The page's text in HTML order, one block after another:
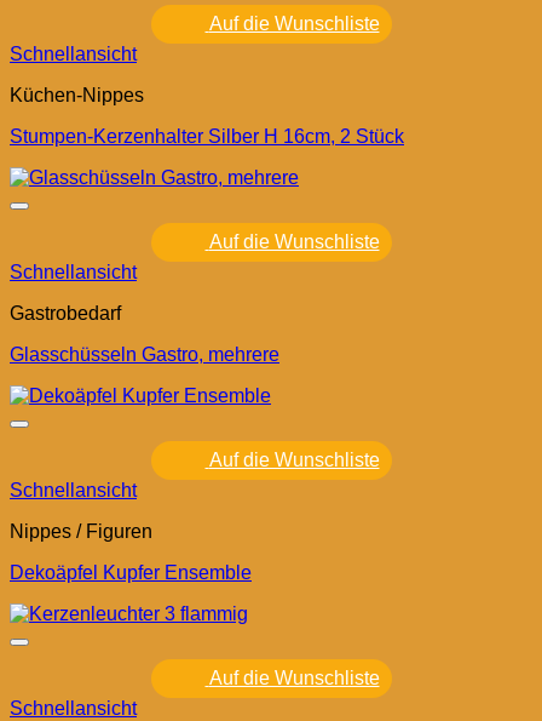
Auf die Wunschliste
Schnellansicht
Küchen-Nippes
Stumpen-Kerzenhalter Silber H 16cm, 2 Stück
Auf die Wunschliste
Schnellansicht
Gastrobedarf
Glasschüsseln Gastro, mehrere
Auf die Wunschliste
Schnellansicht
Nippes / Figuren
Dekoäpfel Kupfer Ensemble
Auf die Wunschliste
Schnellansicht